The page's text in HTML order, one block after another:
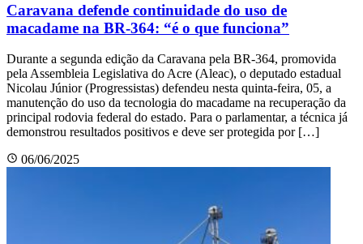
Caravana defende continuidade do uso de
macadame na BR-364: “é o que funciona”
Durante a segunda edição da Caravana pela BR-364, promovida
pela Assembleia Legislativa do Acre (Aleac), o deputado estadual
Nicolau Júnior (Progressistas) defendeu nesta quinta-feira, 05, a
manutenção do uso da tecnologia do macadame na recuperação da
principal rodovia federal do estado. Para o parlamentar, a técnica já
demonstrou resultados positivos e deve ser protegida por […]
06/06/2025